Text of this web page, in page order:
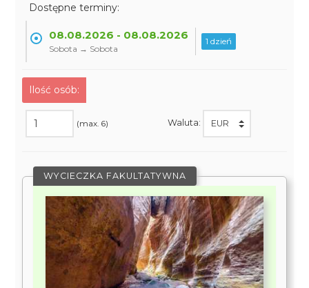
Dostępne terminy:
08.08.2026 - 08.08.2026
Sobota → Sobota
1 dzień
Ilość osób:
(max. 6) Waluta:
WYCIECZKA FAKULTATYWNA